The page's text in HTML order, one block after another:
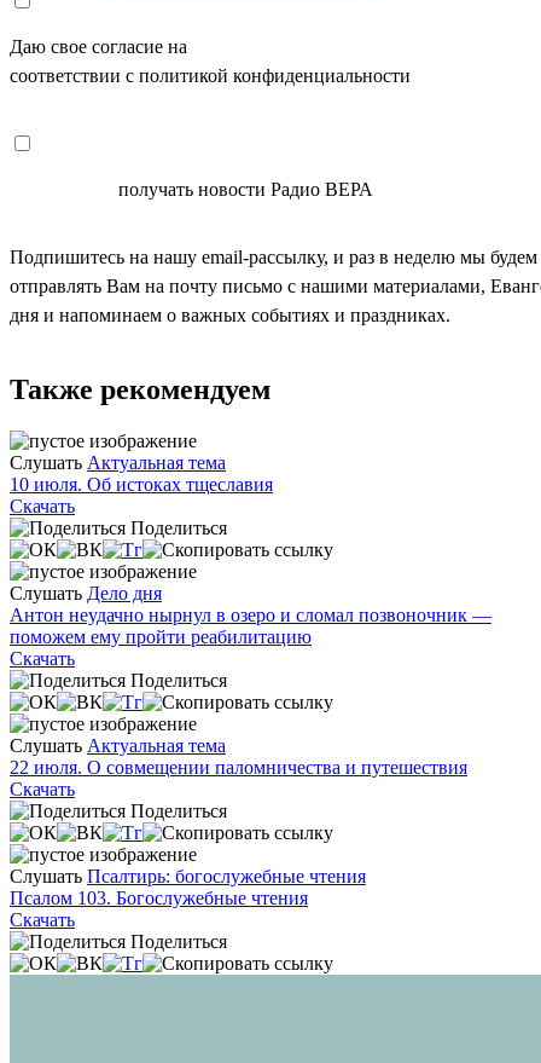
Даю свое согласие на
соответствии с политикой конфиденциальности
получать новости Радио ВЕРА
Подпишитесь на нашу email-рассылку, и раз в неделю мы будем
отправлять Вам на почту письмо с нашими материалами,
дня и напоминаем о важных событиях и праздниках.
Также рекомендуем
Слушать Актуальная тема
10 июля. Об истоках тщеславия
Скачать
Поделиться
Слушать Дело дня
Антон неудачно нырнул в озеро и сломал позвоночник —
поможем ему пройти реабилитацию
Скачать
Поделиться
Слушать Актуальная тема
22 июля. О совмещении паломничества и путешествия
Скачать
Поделиться
Слушать Псалтирь: богослужебные чтения
Псалом 103. Богослужебные чтения
Скачать
Поделиться